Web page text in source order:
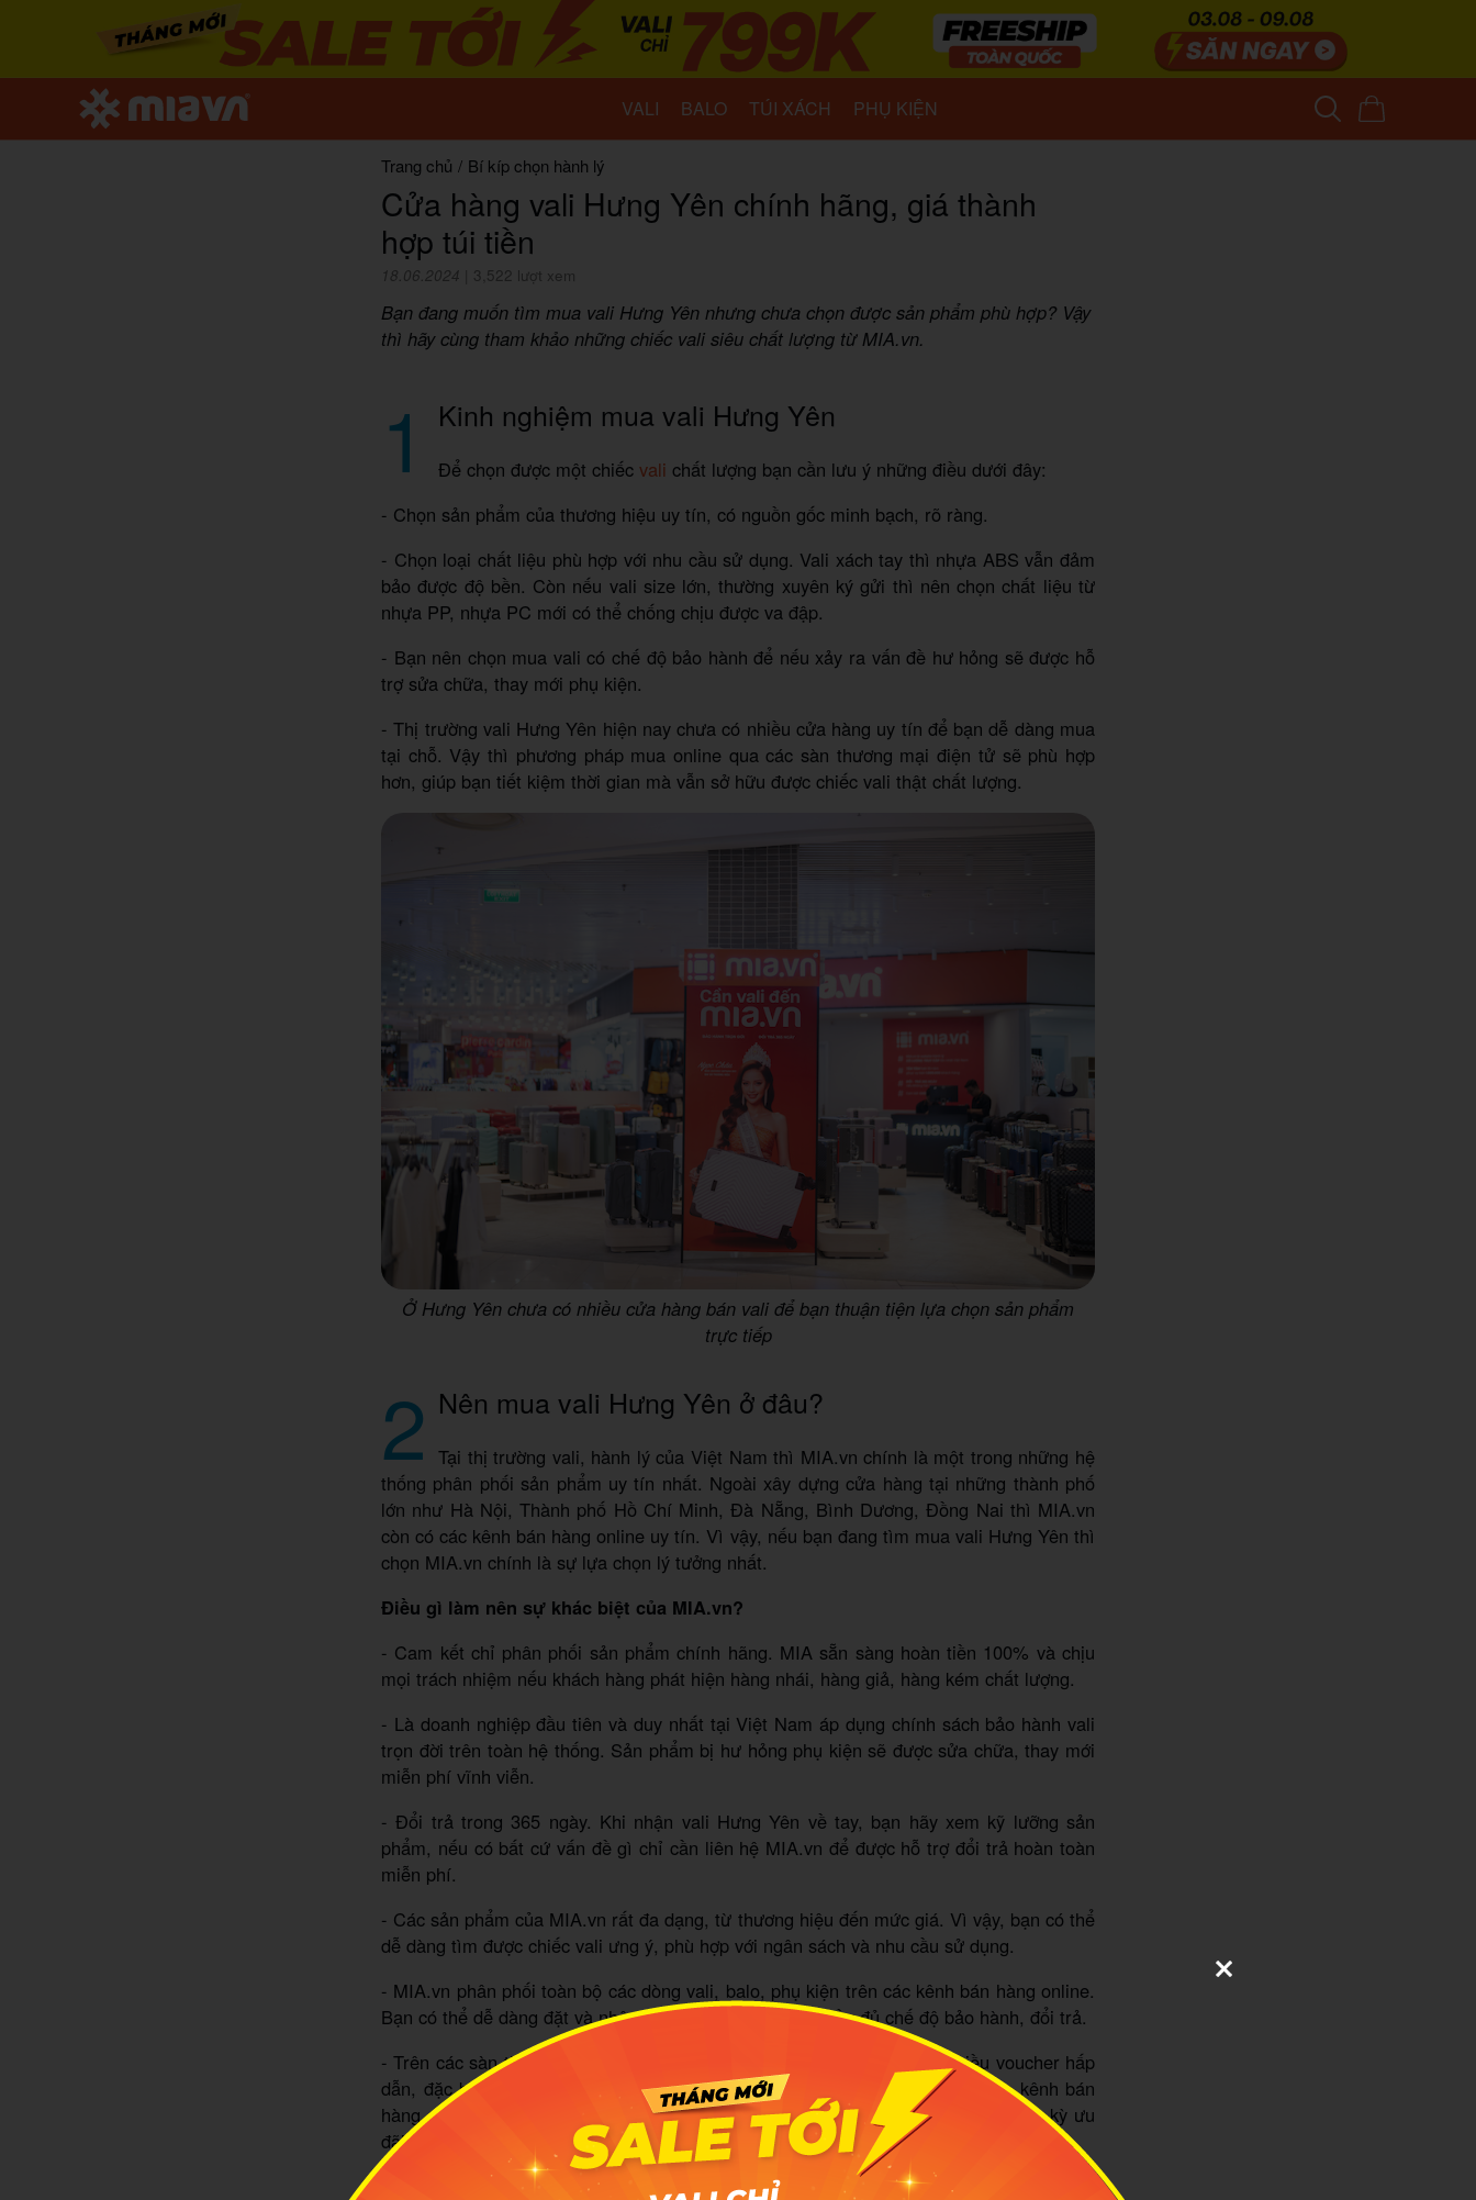
VALI BALO TÚI XÁCH PHỤ KIỆN
Trang chủ / Bí kíp chọn hành lý
Cửa hàng vali Hưng Yên chính hãng, giá thành
hợp túi tiền
18.06.2024 3,522 lượt xem
Bạn đang muốn tìm mua vali Hưng Yên nhưng chưa chọn được sản phẩm phù hợp? Vậy
thì hãy cùng tham khảo những chiếc vali siêu chất lượng từ MIA.vn.
1 Kinh nghiệm mua vali Hưng Yên
Để chọn được một chiếc vali chất lượng bạn cần lưu ý những điều dưới đây:
- Chọn sản phẩm của thương hiệu uy tín, có nguồn gốc minh bạch, rõ ràng.
- Chọn loại chất liệu phù hợp với nhu cầu sử dụng. Vali xách tay thì nhựa ABS vẫn đảm
bảo được độ bền. Còn nếu vali size lớn, thường xuyên ký gửi thì nên chọn chất liệu từ
nhựa PP, nhựa PC mới có thể chống chịu được va đập.
- Bạn nên chọn mua vali có chế độ bảo hành để nếu xảy ra vấn đề hư hỏng sẽ được hỗ
trợ sửa chữa, thay mới phụ kiện.
- Thị trường vali Hưng Yên hiện nay chưa có nhiều cửa hàng uy tín để bạn dễ dàng mua
tại chỗ. Vậy thì phương pháp mua online qua các sàn thương mại điện tử sẽ phù hợp
hơn, giúp bạn tiết kiệm thời gian mà vẫn sở hữu được chiếc vali thật chất lượng.
Ở Hưng Yên chưa có nhiều cửa hàng bán vali để bạn thuận tiện lựa chọn sản phẩm
trực tiếp
2 Nên mua vali Hưng Yên ở đâu?
Tại thị trường vali, hành lý của Việt Nam thì MIA.vn chính là một trong những hệ
thống phân phối sản phẩm uy tín nhất. Ngoài xây dựng cửa hàng tại những thành phố
lớn như Hà Nội, Thành phố Hồ Chí Minh, Đà Nẵng, Bình Dương, Đồng Nai thì MIA.vn
còn có các kênh bán hàng online uy tín. Vì vậy, nếu bạn đang tìm mua vali Hưng Yên thì
chọn MIA.vn chính là sự lựa chọn lý tưởng nhất.
Điều gì làm nên sự khác biệt của MIA.vn?
- Cam kết chỉ phân phối sản phẩm chính hãng. MIA sẵn sàng hoàn tiền 100% và chịu
mọi trách nhiệm nếu khách hàng phát hiện hàng nhái, hàng giả, hàng kém chất lượng.
- Là doanh nghiệp đầu tiên và duy nhất tại Việt Nam áp dụng chính sách bảo hành vali
trọn đời trên toàn hệ thống. Sản phẩm bị hư hỏng phụ kiện sẽ được sửa chữa, thay mới
miễn phí vĩnh viễn.
- Đổi trả trong 365 ngày. Khi nhận vali Hưng Yên về tay, bạn hãy xem kỹ lưỡng sản
phẩm, nếu có bất cứ vấn đề gì chỉ cần liên hệ MIA.vn để được hỗ trợ đổi trả hoàn toàn
miễn phí.
- Các sản phẩm của MIA.vn rất đa dạng, từ thương hiệu đến mức giá. Vì vậy, bạn có thể
dễ dàng tìm được chiếc vali ưng ý, phù hợp với ngân sách và nhu cầu sử dụng.
- MIA.vn phân phối toàn bộ các dòng vali, balo, phụ kiện trên các kênh bán hàng online.
Bạn có thể dễ dàng đặt và nhận hàng nhanh chóng với đầy đủ chế độ bảo hành, đổi trả.
- Trên các sàn thương mại điện tử, MIA.vn dành tặng khách hàng rất nhiều voucher hấp
dẫn, đặc biệt là các dịp sale lớn trong tháng. Vì thế, săn vali Hưng Yên qua kênh bán
hàng online, bạn chắc chắn sẽ nhận được sản phẩm chính hàng với mức giá cực kỳ ưu
đãi.
Các kênh bán hàng trực tuyến của hệ thống siêu thị vali MIA.vn: